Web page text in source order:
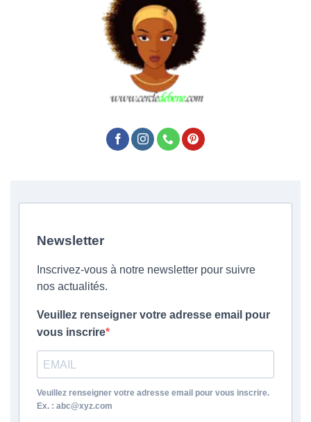
Newsletter
Inscrivez-vous à notre newsletter pour suivre
nos actualités.
Veuillez renseigner votre adresse email pour
vous inscrire
Veuillez renseigner votre adresse email pour vous inscrire.
Ex. : abc@xyz.com